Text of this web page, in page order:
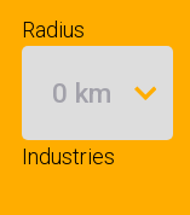
Radius
Industries